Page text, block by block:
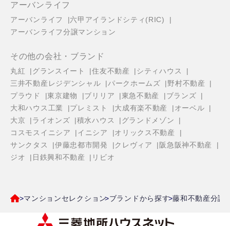
アーバンライフ
アーバンライフ
六甲アイランドシティ(RIC)
アーバンライフ分譲マンション
その他の会社・ブランド
丸紅 グランスイート 住友不動産
シティハウス
三井不動産レジデンシャル
パークホームズ
野村不動産
プラウド
東京建物 ブリリア 東急不動産
ブランズ
大和ハウス工業
プレミスト 大成有楽不動産
オーベル
大京
ライオンズ 積水ハウス
グランドメゾン
コスモスイニシア
イニシア
オリックス不動産
サンクタス
伊藤忠都市開発 クレヴィア
阪急阪神不動産
ジオ
日鉄興和不動産 リビオ
マンションセレクション ブランドから探す 藤和不動産分譲